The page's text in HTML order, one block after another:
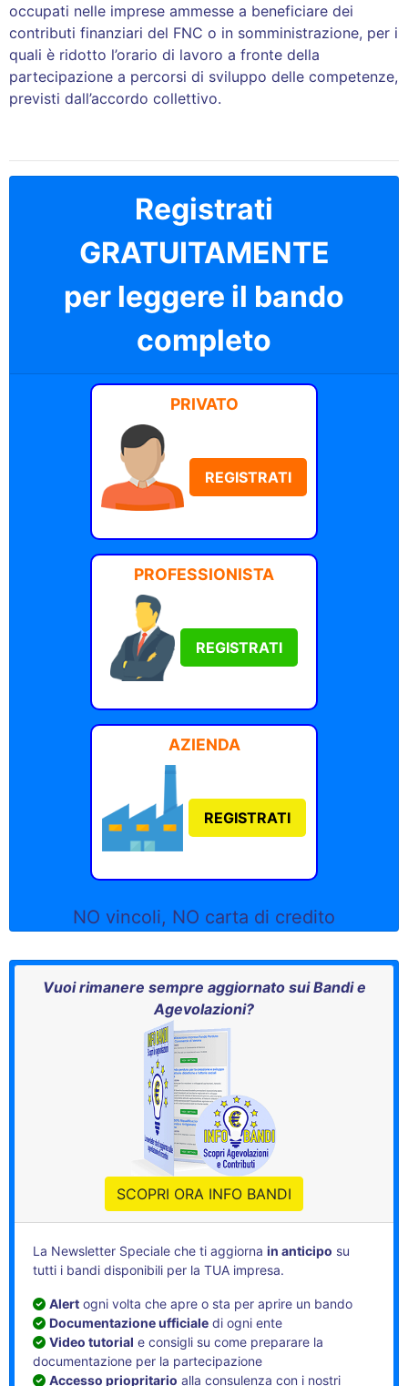
occupati nelle imprese ammesse a beneficiare dei
contributi finanziari del FNC o in somministrazione, per i
quali è ridotto l’orario di lavoro a fronte della
partecipazione a percorsi di sviluppo delle competenze,
previsti dall’accordo collettivo.
Registrati
GRATUITAMENTE
per leggere il bando
completo
PRIVATO
REGISTRATI
PROFESSIONISTA
REGISTRATI
AZIENDA
REGISTRATI
NO vincoli, NO carta di credito
Vuoi rimanere sempre aggiornato sui Bandi e
Agevolazioni?
SCOPRI ORA INFO BANDI
La Newsletter Speciale che ti aggiorna in anticipo su
tutti i bandi disponibili per la TUA impresa.
Alert ogni volta che apre o sta per aprire un bando
Documentazione ufficiale di ogni ente
Video tutorial e consigli su come preparare la
documentazione per la partecipazione
Accesso priopritario alla consulenza con i nostri